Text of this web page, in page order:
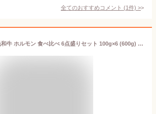
全てのおすすめコメント (1件) >
岐阜県産 黒毛和牛 ホルモン 食べ比べ 6点盛りセット 100g×6 (600g) 自家製 味噌ダレ とろける 小腸 シマ腸 ギアラ センマイ ハツ バーベキュー 焼肉 お中元 お歳暮 父の日 母の日 食べ物 プレゼント 父の日ギフト ギフト BBQ お取り寄せグルメ